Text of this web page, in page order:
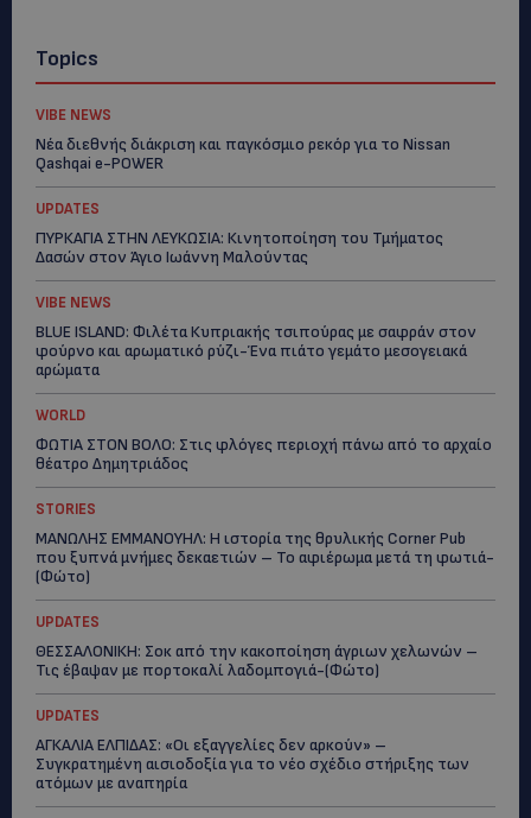
Topics
VIBE NEWS
Νέα διεθνής διάκριση και παγκόσμιο ρεκόρ για το Nissan
Qashqai e-POWER
UPDATES
ΠΥΡΚΑΓΙΑ ΣΤΗΝ ΛΕΥΚΩΣΙΑ: Κινητοποίηση του Τμήματος
Δασών στον Άγιο Ιωάννη Μαλούντας
VIBE NEWS
BLUE ISLAND: Φιλέτα Κυπριακής τσιπούρας με σαφράν στον
φούρνο και αρωματικό ρύζι-Ένα πιάτο γεμάτο μεσογειακά
αρώματα
WORLD
ΦΩΤΙΑ ΣΤΟΝ ΒΟΛΟ: Στις φλόγες περιοχή πάνω από το αρχαίο
θέατρο Δημητριάδος
STORIES
ΜΑΝΩΛΗΣ ΕΜΜΑΝΟΥΗΛ: Η ιστορία της θρυλικής Corner Pub
που ξυπνά μνήμες δεκαετιών – Το αφιέρωμα μετά τη φωτιά-
(Φώτο)
UPDATES
ΘΕΣΣΑΛΟΝΙΚΗ: Σοκ από την κακοποίηση άγριων χελωνών –
Τις έβαψαν με πορτοκαλί λαδομπογιά-(Φώτο)
UPDATES
ΑΓΚΑΛΙΑ ΕΛΠΙΔΑΣ: «Οι εξαγγελίες δεν αρκούν» –
Συγκρατημένη αισιοδοξία για το νέο σχέδιο στήριξης των
ατόμων με αναπηρία